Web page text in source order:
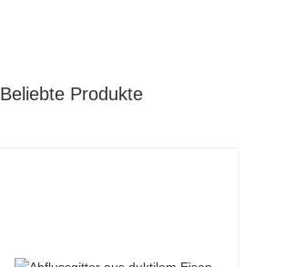
Beliebte Produkte